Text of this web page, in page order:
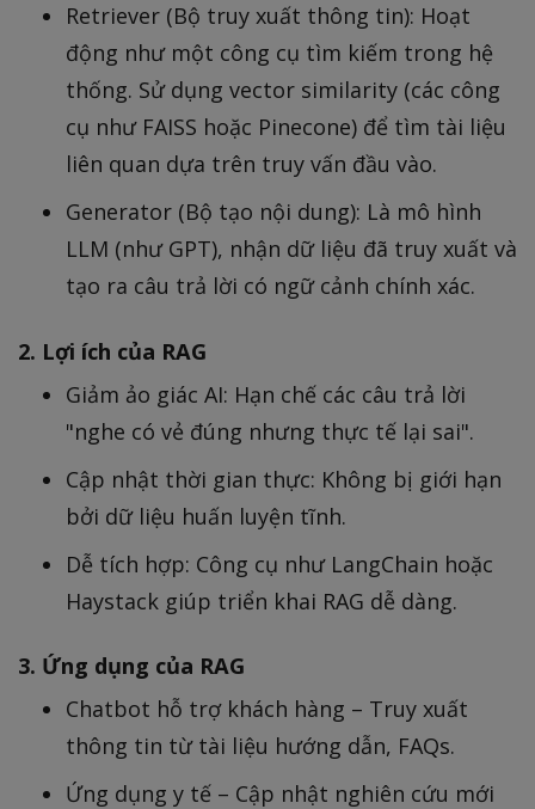
Retriever (Bộ truy xuất thông tin): Hoạt
động như một công cụ tìm kiếm trong hệ
thống. Sử dụng vector similarity (các công
cụ như FAISS hoặc Pinecone) để tìm tài liệu
liên quan dựa trên truy vấn đầu vào.
Generator (Bộ tạo nội dung): Là mô hình
LLM (như GPT), nhận dữ liệu đã truy xuất và
tạo ra câu trả lời có ngữ cảnh chính xác.
2. Lợi ích của RAG
Giảm ảo giác AI: Hạn chế các câu trả lời
"nghe có vẻ đúng nhưng thực tế lại sai".
Cập nhật thời gian thực: Không bị giới hạn
bởi dữ liệu huấn luyện tĩnh.
Dễ tích hợp: Công cụ như LangChain hoặc
Haystack giúp triển khai RAG dễ dàng.
3. Ứng dụng của RAG
Chatbot hỗ trợ khách hàng – Truy xuất
thông tin từ tài liệu hướng dẫn, FAQs.
Ứng dụng y tế – Cập nhật nghiên cứu mới